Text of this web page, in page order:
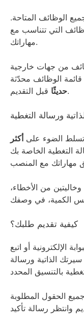
الوظائف المتاحة.
التي تتناسب مع
مهاراتك.
من جهات خارجية
الوظائف محدّثة
حديثًاقبل التقديم.
ورسالة التغطية
الضوء على أكثر
التغطية الخاصة بك
وخاليتين من الأخطاء،
كيفية تقديم طلبك؟
الإلكترونية أو اتبع
سيرتك الذاتية ورسالة
الحقول المطلوبة